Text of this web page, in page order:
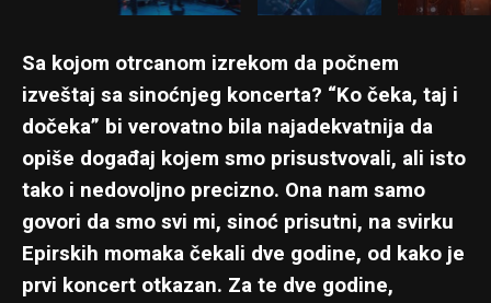
Sa kojom otrcanom izrekom da počnem
izveštaj sa sinoćnjeg koncerta? “Ko čeka, taj i
dočeka” bi verovatno bila najadekvatnija da
opiše događaj kojem smo prisustvovali, ali isto
tako i nedovoljno precizno. Ona nam samo
govori da smo svi mi, sinoć prisutni, na svirku
Epirskih momaka čekali dve godine, od kako je
prvi koncert otkazan. Za te dve godine,